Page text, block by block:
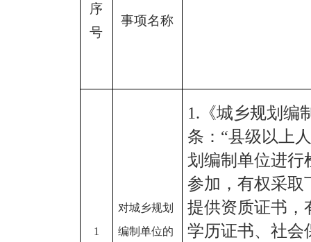
序
号
事项名称
1
对城乡规划
编制单位的
1.《城乡规划编
条：“县级以上
划编制单位进行
参加，有权采取
提供资质证书，
学历证书、社会